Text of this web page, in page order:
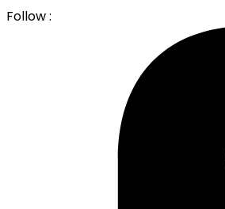
Follow :